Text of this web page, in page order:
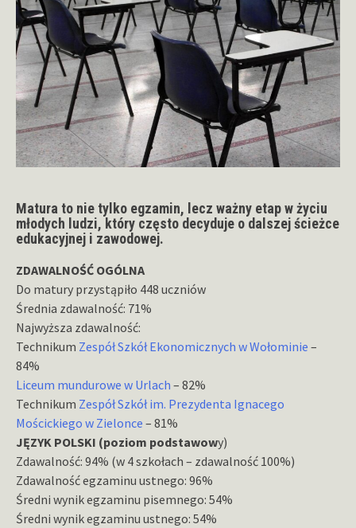
Matura to nie tylko egzamin, lecz ważny etap w życiu
młodych ludzi, który często decyduje o dalszej ścieżce
edukacyjnej i zawodowej.
ZDAWALNOŚĆ OGÓLNA
Do matury przystąpiło 448 uczniów
Średnia zdawalność: 71%
Najwyższa zdawalność:
Technikum Zespół Szkół Ekonomicznych w Wołominie –
84%
Liceum mundurowe w Urlach – 82%
Technikum Zespół Szkół im. Prezydenta Ignacego
Mościckiego w Zielonce – 81%
JĘZYK POLSKI (poziom podstawowy)
Zdawalność: 94% (w 4 szkołach – zdawalność 100%)
Zdawalność egzaminu ustnego: 96%
Średni wynik egzaminu pisemnego: 54%
Średni wynik egzaminu ustnego: 54%